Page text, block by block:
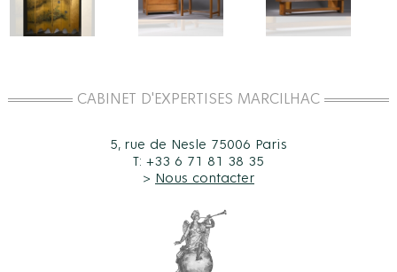
CABINET D'EXPERTISES MARCILHAC
5, rue de Nesle 75006 Paris
T: +33 6 71 81 38 35
> Nous contacter